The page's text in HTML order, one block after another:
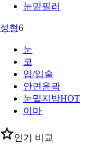
눈밑필러
성형6
눈
코
입/입술
안면윤곽
눈밑지방HOT
이마
인기 비교